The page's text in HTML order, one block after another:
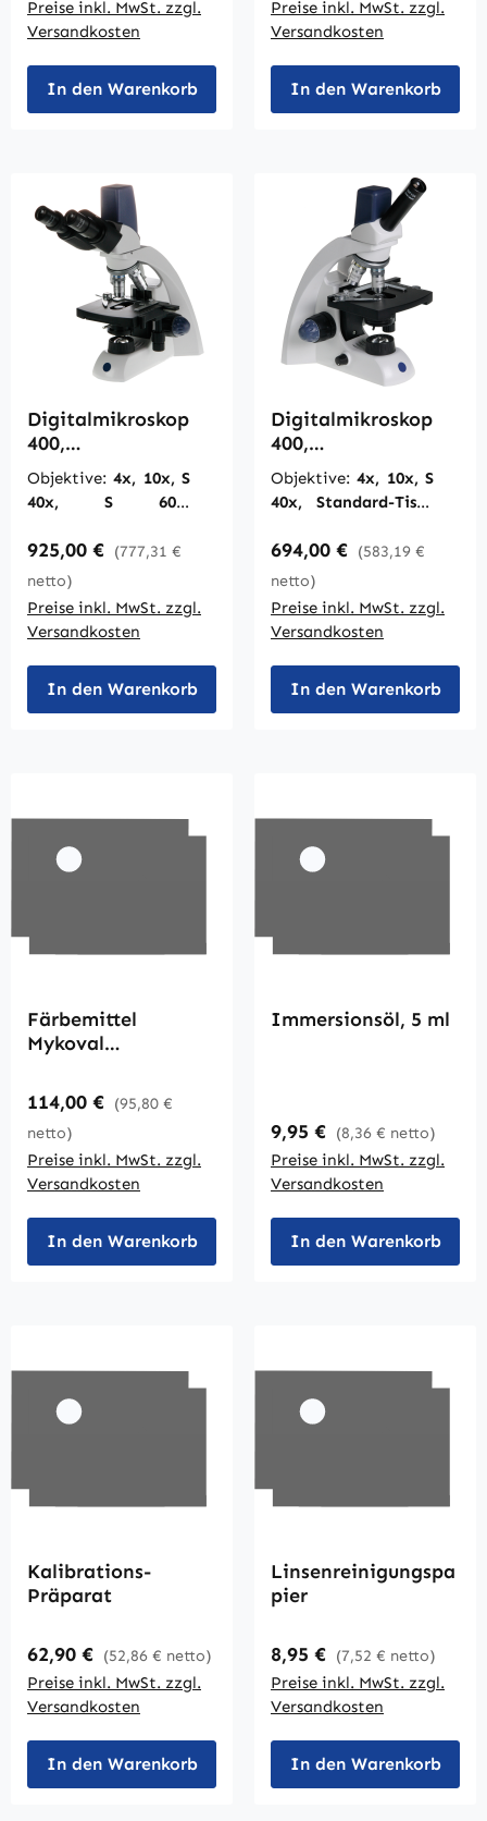
Preise inkl. MwSt. zzgl.
Versandkosten
In den Warenkorb
Preise inkl. MwSt. zzgl.
Versandkosten
In den Warenkorb
Digitalmikroskop
400,
Binokulareinblick
Objektive: 4x, 10x, S
40x, S 60x,
Kreuztisch
Regulärer Preis:
925,00 € (777,31 €
netto)
Preise inkl. MwSt. zzgl.
Versandkosten
In den Warenkorb
Digitalmikroskop
400,
Monokulareinblick
Objektive: 4x, 10x, S
40x, Standard-Tisch
Präparateklemmen
Regulärer Preis:
694,00 € (583,19 €
netto)
Preise inkl. MwSt. zzgl.
Versandkosten
In den Warenkorb
Färbemittel
Mykoval
Regulärer Preis:
114,00 € (95,80 €
netto)
Preise inkl. MwSt. zzgl.
Versandkosten
In den Warenkorb
Immersionsöl, 5 ml
Regulärer Preis:
9,95 € (8,36 € netto)
Preise inkl. MwSt. zzgl.
Versandkosten
In den Warenkorb
Kalibrations-
Präparat
Regulärer Preis:
62,90 € (52,86 € netto)
Preise inkl. MwSt. zzgl.
Versandkosten
In den Warenkorb
Linsenreinigungspa
pier
Regulärer Preis:
8,95 € (7,52 € netto)
Preise inkl. MwSt. zzgl.
Versandkosten
In den Warenkorb